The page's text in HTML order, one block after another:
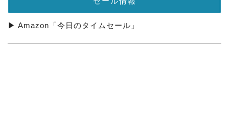
▶ Amazon「今日のタイムセール」